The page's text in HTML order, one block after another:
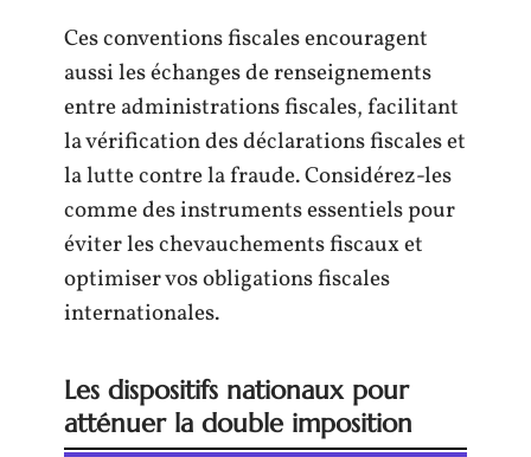
Ces conventions fiscales encouragent
aussi les échanges de renseignements
entre administrations fiscales, facilitant
la vérification des déclarations fiscales et
la lutte contre la fraude. Considérez-les
comme des instruments essentiels pour
éviter les chevauchements fiscaux et
optimiser vos obligations fiscales
internationales.
Les dispositifs nationaux pour
atténuer la double imposition